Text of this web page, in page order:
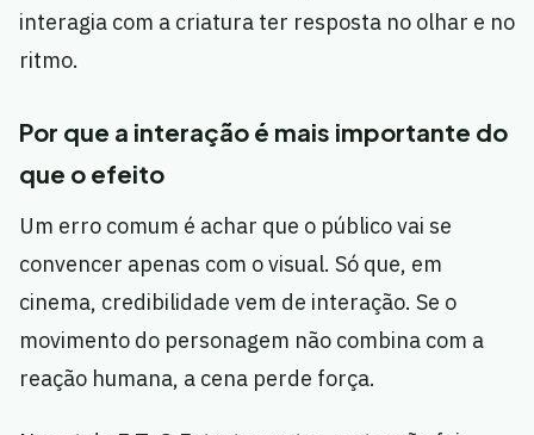
interagia com a criatura ter resposta no olhar e no
ritmo.
Por que a interação é mais importante do
que o efeito
Um erro comum é achar que o público vai se
convencer apenas com o visual. Só que, em
cinema, credibilidade vem de interação. Se o
movimento do personagem não combina com a
reação humana, a cena perde força.